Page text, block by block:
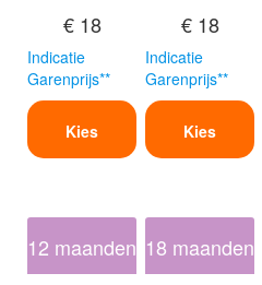
€ 18
Indicatie
Garenprijs**
Kies
€ 18
Indicatie
Garenprijs**
Kies
12 maanden 18 maanden